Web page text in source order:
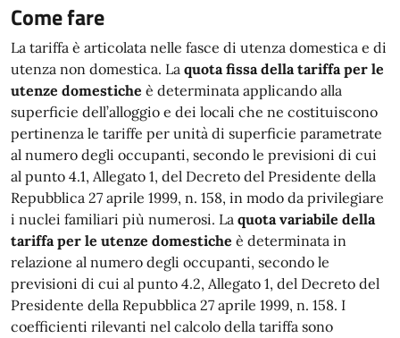
Come fare
La tariffa è articolata nelle fasce di utenza domestica e di
utenza non domestica. La quota fissa della tariffa per le
utenze domestiche è determinata applicando alla
superficie dell’alloggio e dei locali che ne costituiscono
pertinenza le tariffe per unità di superficie parametrate
al numero degli occupanti, secondo le previsioni di cui
al punto 4.1, Allegato 1, del Decreto del Presidente della
Repubblica 27 aprile 1999, n. 158, in modo da privilegiare
i nuclei familiari più numerosi. La quota variabile della
tariffa per le utenze domestiche è determinata in
relazione al numero degli occupanti, secondo le
previsioni di cui al punto 4.2, Allegato 1, del Decreto del
Presidente della Repubblica 27 aprile 1999, n. 158. I
coefficienti rilevanti nel calcolo della tariffa sono